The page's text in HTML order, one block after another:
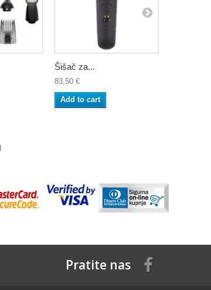
Šišač za...
83,50 €
Add to cart
Pratite nas